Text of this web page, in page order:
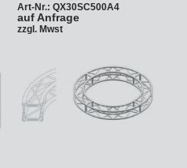
Art-Nr.: QX30SC500A4
auf Anfrage
zzgl. Mwst